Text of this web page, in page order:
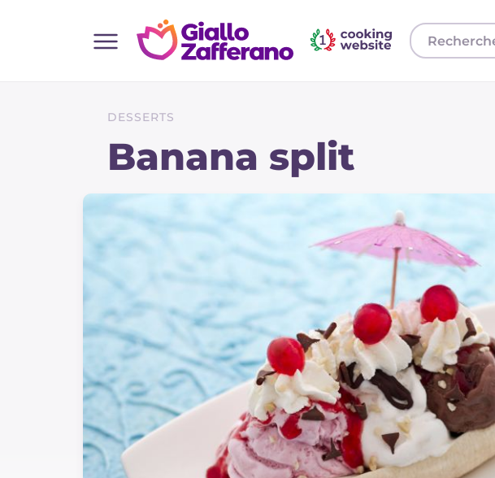
Toutes les recettes
Plats principaux
Boissons et rafraîchissements
Accompagnement
Pizzas et focaccia
Gateaux et patisserie
IT Website
DESSERTS
Banana split